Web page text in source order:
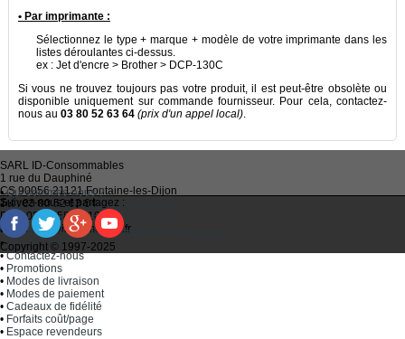
• Par imprimante :
Sélectionnez le type + marque + modèle de votre imprimante dans les
listes déroulantes ci-dessus.
ex : Jet d'encre > Brother > DCP-130C
Si vous ne trouvez toujours pas votre produit, il est peut-être obsolète ou
disponible uniquement sur commande fournisseur. Pour cela, contactez-
nous au 03 80 52 63 64 (prix d'un appel local).
SARL ID-Consommables
1 rue du Dauphiné
CS 90056 21121Fontaine-les-Dijon
Tel :03 80 52 63 64
Fax :03 80 58 81 10
Email : idc@imprimantes.fr
•Qui sommes-nous ?
•Recycler ses cartouches usagées
• Bien choisir ses cartouches d'encre
•
Conditions générales de vente
•Plan du site
•Contactez-nous
• Promotions
• Modes de livraison
• Modes de paiement
• Cadeaux de fidélité
• Forfaits coût/page
• Espace revendeurs
Suivez-nous et partagez :
Consent Preferences
Copyright © 1997-2025